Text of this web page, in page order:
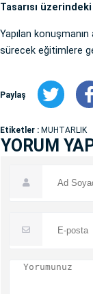
Tasarısı
Yapılan
sürecek eğitimlere
Paylaş
Etiketler : MUHTARLIK
YORUM